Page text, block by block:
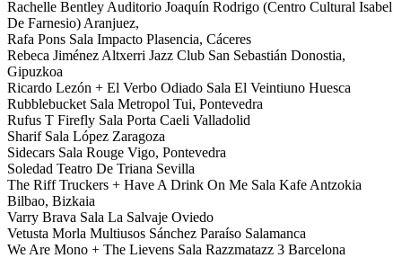
Rachelle Bentley Auditorio Joaquín Rodrigo (Centro Cultural Isabel
De Farnesio) Aranjuez,
Rafa Pons Sala Impacto Plasencia, Cáceres
Rebeca Jiménez Altxerri Jazz Club San Sebastián Donostia,
Gipuzkoa
Ricardo Lezón + El Verbo Odiado Sala El Veintiuno Huesca
Rubblebucket Sala Metropol Tui, Pontevedra
Rufus T Firefly Sala Porta Caeli Valladolid
Sharif Sala López Zaragoza
Sidecars Sala Rouge Vigo, Pontevedra
Soledad Teatro De Triana Sevilla
The Riff Truckers + Have A Drink On Me Sala Kafe Antzokia
Bilbao, Bizkaia
Varry Brava Sala La Salvaje Oviedo
Vetusta Morla Multiusos Sánchez Paraíso Salamanca
We Are Mono + The Lievens Sala Razzmatazz 3 Barcelona